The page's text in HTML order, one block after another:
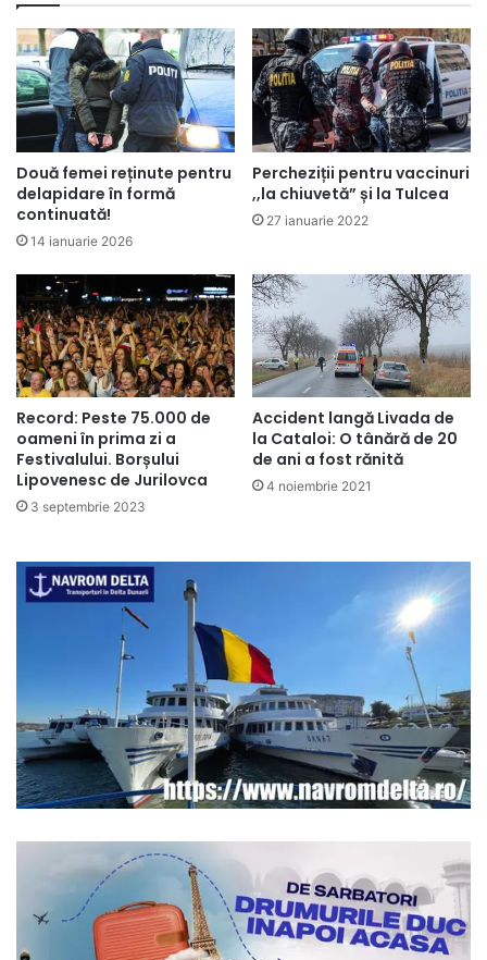
Două femei reținute pentru
delapidare în formă
continuată!
14 ianuarie 2026
Percheziții pentru vaccinuri
,,la chiuvetă” și la Tulcea
27 ianuarie 2022
Record: Peste 75.000 de
oameni în prima zi a
Festivalului. Borșului
Lipovenesc de Jurilovca
3 septembrie 2023
Accident langă Livada de
la Cataloi: O tânără de 20
de ani a fost rănită
4 noiembrie 2021